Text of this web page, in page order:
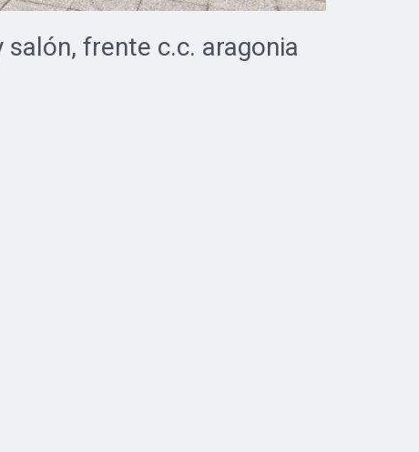
frente c.c. aragonia